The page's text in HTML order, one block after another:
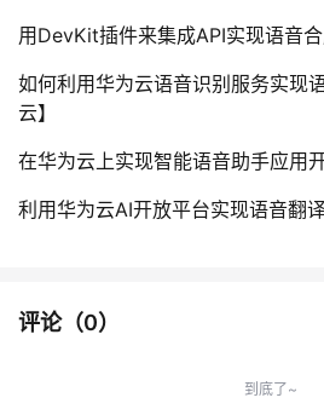
用DevKit插件来集成API实现语音合
如何利用华为云语音识别服务实现
云】
在华为云上实现智能语音助手应用
利用华为云AI开放平台实现语音翻
评论（0）
到底了~